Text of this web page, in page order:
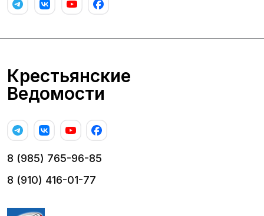
Крестьянские
Ведомости
8 (985) 765-96-85
8 (910) 416-01-77